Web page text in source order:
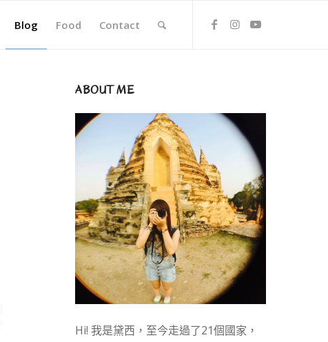
Blog Food Contact
ABOUT ME
Hi! 我是黛西，至今走過了21個國家，